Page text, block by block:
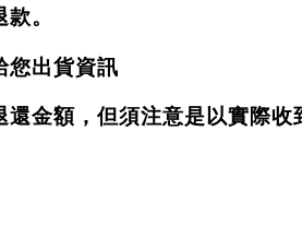
。
您出貨資訊
金額，但須注意是以實際收